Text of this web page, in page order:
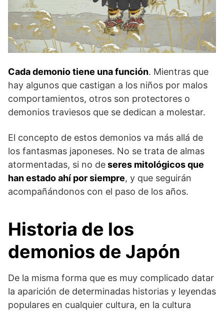
Cada demonio tiene una función. Mientras que
hay algunos que castigan a los niños por malos
comportamientos, otros son protectores o
demonios traviesos que se dedican a molestar.
El concepto de estos demonios va más allá de
los fantasmas japoneses. No se trata de almas
atormentadas, si no deseres mitológicos que
han estado ahí por siempre, y que seguirán
acompañándonos con el paso de los años.
Historia de los
demonios de Japón
De la misma forma que es muy complicado datar
la aparición de determinadas historias y leyendas
populares en cualquier cultura, en la cultura